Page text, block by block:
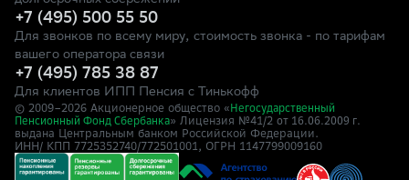
+7 (495) 500 55 50
Для звонков по всему миру, стоимость звонка - по тарифам
вашего оператора связи
+7 (495) 785 38 87
Для клиентов ИПП Пенсия с Тинькофф
© 2009–2026 Акционерное общество « Негосударственный
Пенсионный Фонд Сбербанка» Лицензия №41/2 от 16.06.2009 г.
выдана Центральным банком Российской Федерации.
ИНН/ КПП 7725352740/772501001, ОГРН 1147799009160